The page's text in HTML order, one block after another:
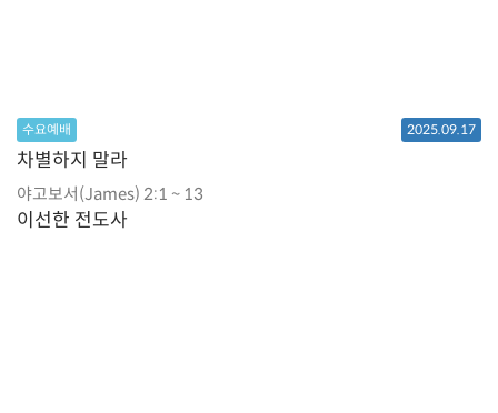
수요예배 2025.09.17
차별하지 말라
야고보서(James) 2:1 ~ 13
이선한 전도사